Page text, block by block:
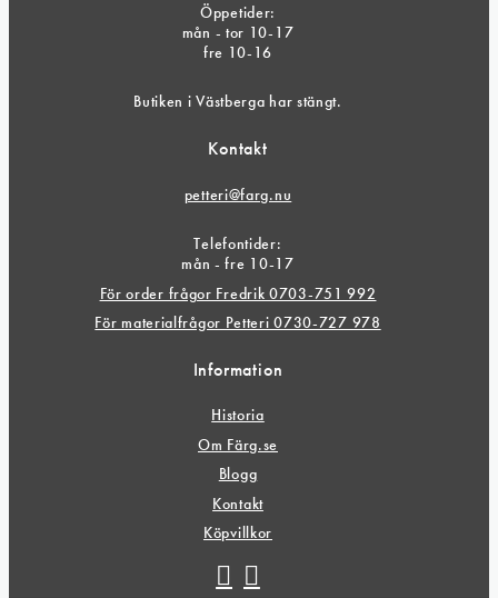
Öppetider:
mån - tor 10-17
fre 10-16
Butiken i Västberga har stängt.
Kontakt
petteri@farg.nu
Telefontider:
mån - fre 10-17
För order frågor Fredrik 0703-751 992
För materialfrågor Petteri 0730-727 978
Information
Historia
Om Färg.se
Blogg
Kontakt
Köpvillkor